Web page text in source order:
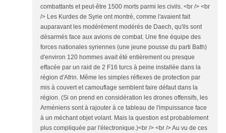
combattants et peut-être 1500 morts parmi les civils. <br /> <br
/> Les Kurdes de Syrie ont montré, comme l'avaient fait
auparavant les modérément modérés de Daech, qu'ils sont
désarmés face aux avions de combat. Une fine équipe des
forces nationales syriennes (une jeune pousse du parti Bath)
d'environ 120 hommes avait été entièrement ou presque
effacée par un raid de 2 F16 turcs à peine installée dans la
région d'Afrin. Même les simples réflexes de protection par
mis à couvert et camouflage semblent faire défaut dans la
région. (Si on prend en considération les drones offensifs, les
Arméniens sont à rajouter à ce tableau de l'impuissance face
à un méchant objet volant. Mais la question est probablement
plus compliquée par l'électronique.)<br /> <br /> Au vu de ces